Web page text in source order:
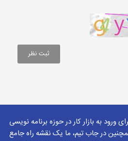
ورود به بازار کار در حوزه برنامه نویسی
در جاب تیم، ما یک نقشه راه جامع